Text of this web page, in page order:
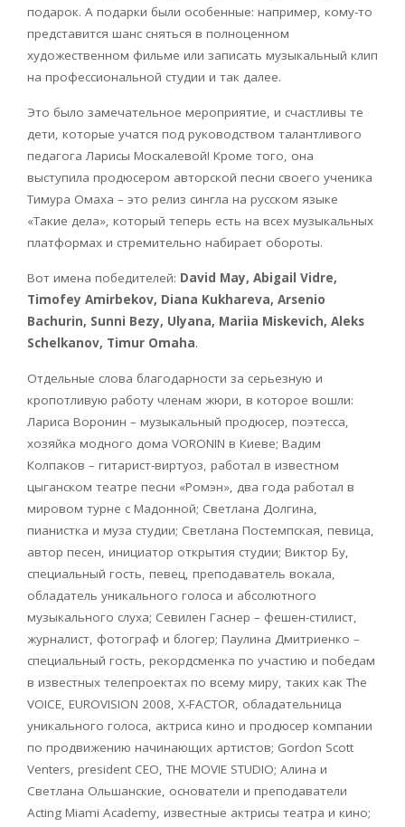
подарок. А подарки были особенные: например, кому-то
представится шанс сняться в полноценном
художественном фильме или записать музыкальный клип
на профессиональной студии и так далее.
Это было замечательное мероприятие, и счастливы те
дети, которые учатся под руководством талантливого
педагога Ларисы Москалевой! Кроме того, она
выступила продюсером авторской песни своего ученика
Тимура Омаха – это релиз сингла на русском языке
«Такие дела», который теперь есть на всех музыкальных
платформах и стремительно набирает обороты.
Вот имена победителей: David May, Abigail Vidre,
Timofey Amirbekov, Diana Kukhareva, Arsenio
Bachurin, Sunni Bezy, Ulyana, Mariia Miskevich, Aleks
Schelkanov, Timur Omaha.
Отдельные слова благодарности за серьезную и
кропотливую работу членам жюри, в которое вошли:
Лариса Воронин – музыкальный продюсер, поэтесса,
хозяйка модного дома VORONIN в Киеве; Вадим
Колпаков – гитарист-виртуоз, работал в известном
цыганском театре песни «Ромэн», два года работал в
мировом турне с Мадонной; Светлана Долгина,
пианистка и муза студии; Светлана Постемпская, певица,
автор песен, инициатор открытия студии; Виктор Бу,
специальный гость, певец, преподаватель вокала,
обладатель уникального голоса и абсолютного
музыкального слуха; Севилен Гаснер – фешен-стилист,
журналист, фотограф и блогер; Паулина Дмитриенко –
специальный гость, рекордсменка по участию и победам
в известных телепроектах по всему миру, таких как The
VOICE, EUROVISION 2008, X-FACTOR, обладательница
уникального голоса, актриса кино и продюсер компании
по продвижению начинающих артистов; Gordon Scott
Venters, рresident CEO, THE MOVIE STUDIO; Алина и
Светлана Ольшанские, основатели и преподаватели
Acting Miami Academy, известные актрисы театра и кино;